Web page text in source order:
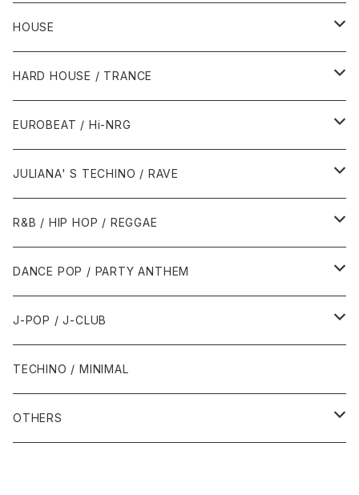
HOUSE
1980年代
1987年・以前
1988年
1990年代
1990年
1991年
1995年
1996年
2000年代
2000年
2001年
2005年
2010年代
2010年
2011年
HARD HOUSE / TRANCE
1990年代
1994年・以前
1995年
1999年
2000年代
2000年
2001年
2005年
EUROBEAT / Hi-NRG
1980年代
1986年・以前
1987年
1990年代
1990年
1991年
2000年代
JULIANA' S TECHINO / RAVE
1990年代
1990年
1991年
2000年代
2000年
2001年
R&B / HIP HOP / REGGAE
1980年代
1985年・以前
1986年
1990年代
1990年
1991年
2000年代
2000年
DANCE POP / PARTY ANTHEM
1980年代
1988年・以前
1989年
1990年代
1990年
2000年代
J-POP / J-CLUB
1980年代
1990年代
TECHINO / MINIMAL
OTHERS